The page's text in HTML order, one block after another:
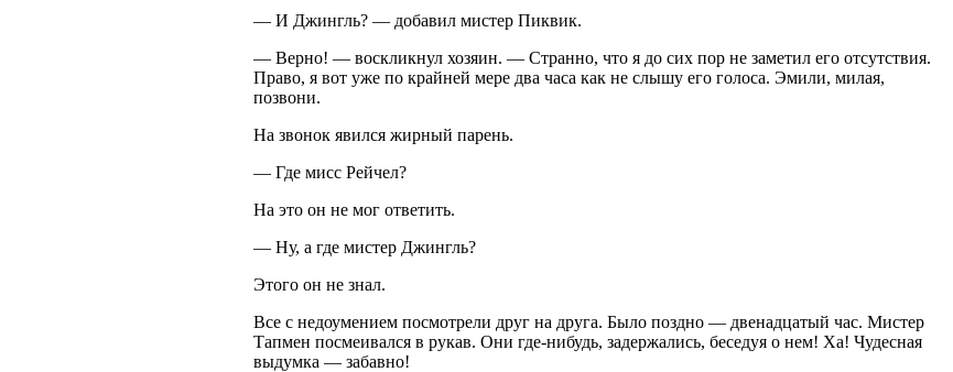
— И Джингль? — добавил мистер Пиквик.
— Верно! — воскликнул хозяин. — Странно, что я до сих пор не заметил его отсутствия.
Право, я вот уже по крайней мере два часа как не слышу его голоса. Эмили, милая,
позвони.
На звонок явился жирный парень.
— Где мисс Рейчел?
На это он не мог ответить.
— Ну, а где мистер Джингль?
Этого он не знал.
Все с недоумением посмотрели друг на друга. Было поздно — двенадцатый час. Мистер
Тапмен посмеивался в рукав. Они где-нибудь, задержались, беседуя о нем! Ха! Чудесная
выдумка — забавно!